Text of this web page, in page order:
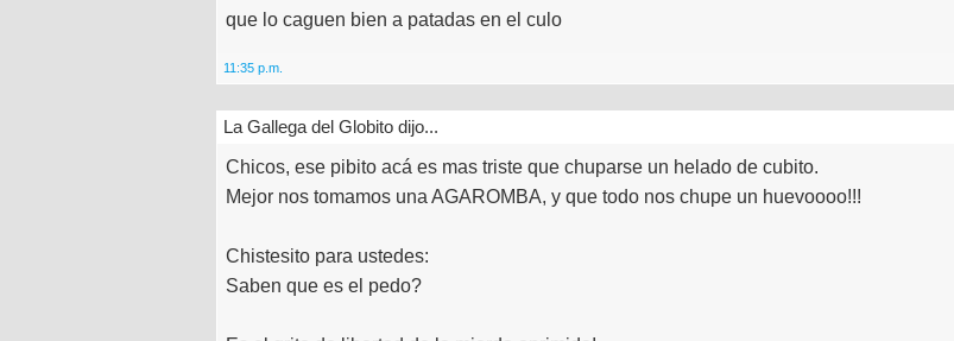
que lo caguen bien a patadas en el culo
11:35 p.m.
La Gallega del Globito dijo...
Chicos, ese pibito acá es mas triste que chuparse un helado de cubito.
Mejor nos tomamos una AGAROMBA, y que todo nos chupe un huevoooo!!!
Chistesito para ustedes:
Saben que es el pedo?